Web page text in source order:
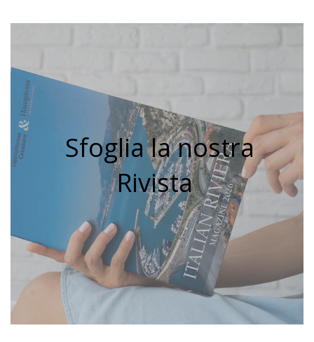
Sfoglia la nostra
Rivista